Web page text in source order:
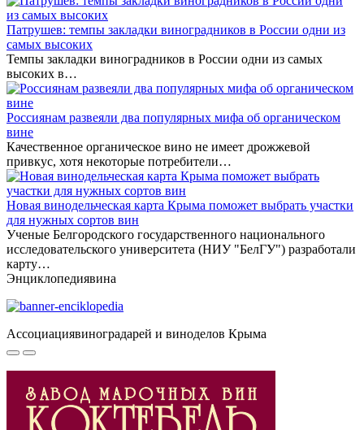
Патрушев: темпы закладки виноградников в России одни из
самых высоких
Темпы закладки виноградников в России одни из самых
высоких в…
Россиянам развеяли два популярных мифа об органическом
вине
Качественное органическое вино не имеет дрожжевой
привкус, хотя некоторые потребители…
Новая винодельческая карта Крыма поможет выбрать участки
для нужных сортов вин
Ученые Белгородского государственного национального
исследовательского университета (НИУ "БелГУ") разработали
карту…
Энциклопедиявина
Ассоциациявиноградарей и виноделов Крыма